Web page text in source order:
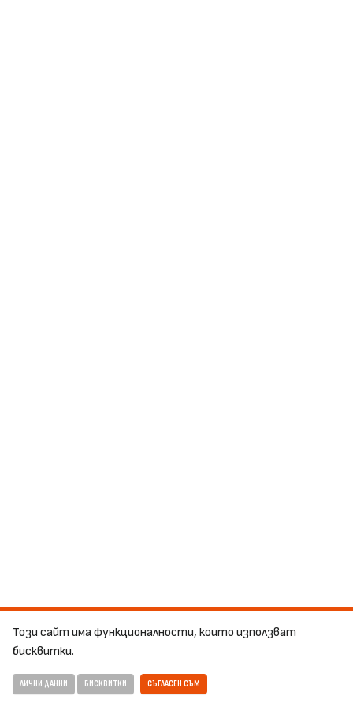
Този сайт има функционалности, които използват
бисквитки.
ЛИЧНИ ДАННИ БИСКВИТКИ СЪГЛАСЕН СЪМ